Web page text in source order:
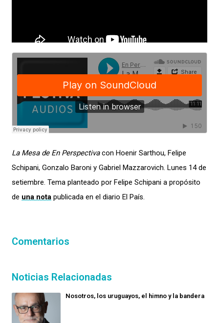
La Mesa de En Perspectivacon Hoenir Sarthou, Felipe
Schipani, Gonzalo Baroni y Gabriel Mazzarovich. Lunes 14 de
setiembre. Tema planteado por Felipe Schipani a propósito
de una nota publicada en el diario El País.
Comentarios
Noticias Relacionadas
Nosotros, los uruguayos, el himno y la bandera